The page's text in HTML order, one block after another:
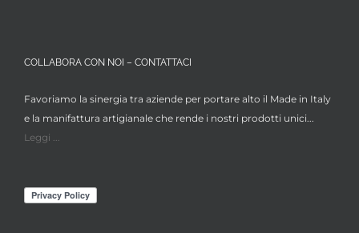
COLLABORA CON NOI – CONTATTACI
Favoriamo la sinergia tra aziende per portare alto il Made in Italy
e la manifattura artigianale che rende i nostri prodotti unici...
Leggi ...